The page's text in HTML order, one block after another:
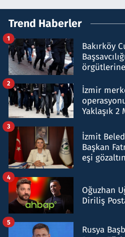
Trend Haberler
Bakırköy
1
İzmir
Yaklaşık
2
İzmit
Başkan
eşi
3
Oğuzhan
Diriliş
4
Rusya
5